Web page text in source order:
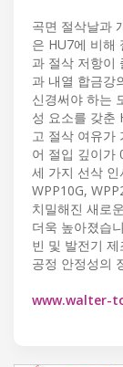
곡면 절삭날과
은 HU7에 비해
과 절삭 저항이
과 내열 합금강
신경써야 하는
성 요소를 갖춘
고 절삭 여유가
어 절입 깊이가
세 가지 선삭
WPP10G,
치밀해진 새로
더욱 높아졌습
빈 및 발전기
공정 안정성의
www.walter-